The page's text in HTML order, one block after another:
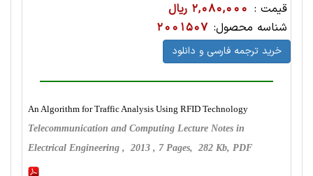
قیمت : 2,080,000 ریال
شناسه محصول: 2001507
خرید ترجمه فارسی و دانلود
An Algorithm for Traffic Analysis Using RFID Technology
Telecommunication and Computing Lecture Notes in
Electrical Engineering , 2013 , 7 Pages, 282 Kb, PDF